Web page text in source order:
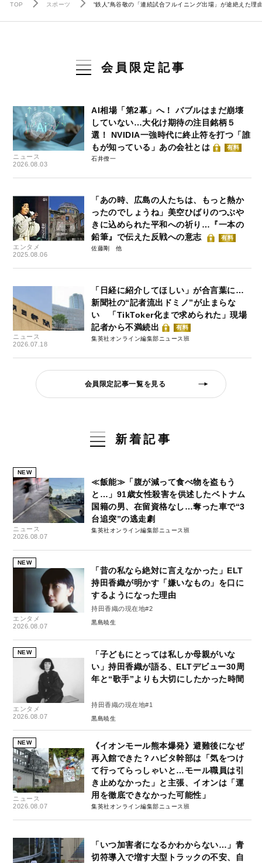
TOP スポーツ “鉄人”鳥谷敬の「連続試合フルイニング出場」が途絶えた理
会員限定記事
ニュース
2026.08.03
AI相場「第2幕」へ！ バブルはまだ崩壊
していない…大化け期待の注目銘柄５
選！ NVIDIA一強時代に終止符を打つ「誰
もが知っている」あの会社とは
有料
石井僚一
エンタメ
2025.08.06
「あの時、広島の人たちは、もっと熱か
ったのでしょうね」美空ひばりのつぶや
きに込められた平和への祈り…『一本の
鉛筆』で伝えた反戦への意志
有料
佐藤剛
ニュース
2026.07.18
「日経に紹介してほしい」が合言葉に…
新聞社の“記者流出ドミノ”が止まらな
い 「TikToker化まで求められた」現場
記者から不満続出
有料
集英社オンライン編集部ニュース班
会員限定記事一覧を見る
新着記事
NEW
ニュース
2026.08.07
≪飯能≫「腹が減って食べ物を盗もう
と…」91歳女性殺害を供述したベトナム
国籍の男、在留資格なし…奪った車で“3
台追突”の逃走劇
集英社オンライン編集部ニュース班
NEW
エンタメ
2026.08.07
「昔の私なら絶対に言えなかった」ELT
持田香織が明かす「嫌いなもの」を口に
するようになった理由
持田香織の現在地#2
黒島暁生
NEW
エンタメ
2026.08.07
「子どもにとっては私しか母親がいな
い」持田香織が語る、ELTデビュー30周
年と“歌手”よりも大切にしたかった時間
持田香織の現在地#1
黒島暁生
NEW
ニュース
2026.08.07
《イオンモール熊本爆発》避難後になぜ
再入館できた？ハビタ幹部は「気をつけ
て行ってらっしゃいと…モール職員は引
き止めなかった」と主張、イオンは「運
用を徹底できなかった可能性」
集英社オンライン編集部ニュース班
「いつ加害者になるかわからない…」青
切符導入で増す大型トラックの不安、自